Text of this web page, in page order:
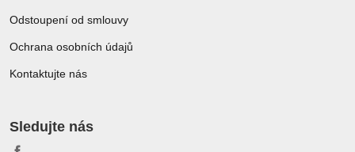
Odstoupení od smlouvy
Ochrana osobních údajů
Kontaktujte nás
Sledujte nás